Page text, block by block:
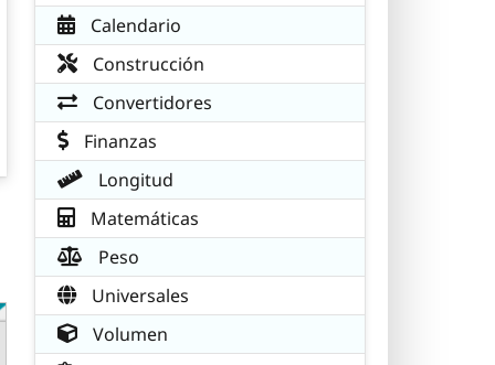
Calendario
Construcción
Convertidores
Finanzas
Longitud
Matemáticas
Peso
Universales
Volumen